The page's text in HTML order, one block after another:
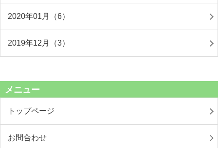
2020年01月（6）
2019年12月（3）
メニュー
トップページ
お問合わせ